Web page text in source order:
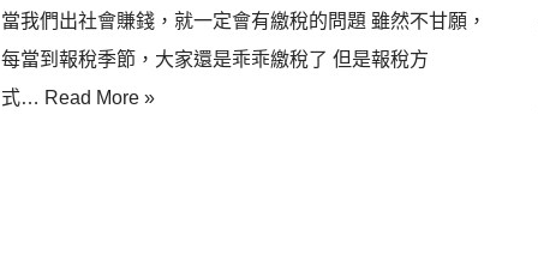
當我們出社會賺錢，就一定會有繳稅的問題 雖然不甘願，
每當到報稅季節，大家還是乖乖繳稅了 但是報稅方
式… Read More »